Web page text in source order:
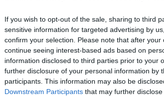
If you wish to opt-out of the sale, sharing to third
sensitive information for targeted advertising by
confirm your selection. Please note that after
continue seeing interest-based ads based on
information disclosed to third parties prior to your
further disclosure of your personal information by
participants. This information may also be
Downstream Participants that may further